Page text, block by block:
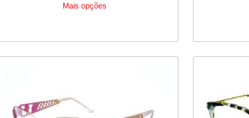
Mais opções